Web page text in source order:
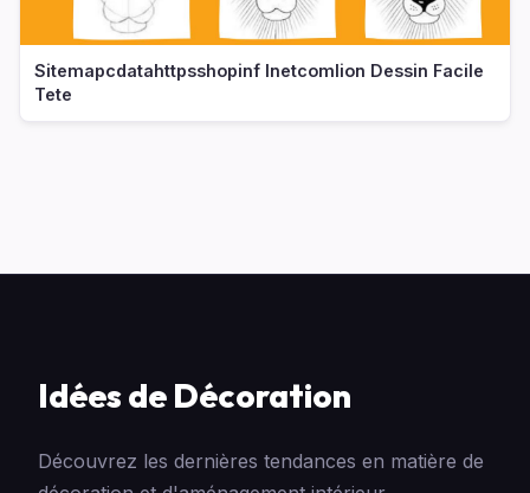
Sitemapcdatahttpsshopinf Inetcomlion Dessin Facile
Tete
Idées de Décoration
Découvrez les dernières tendances en matière de